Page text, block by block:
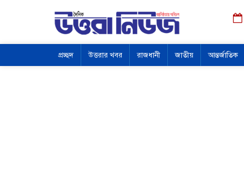
প্রচ্ছদ উত্তরার খবর রাজধানী জাতীয় আন্তর্জাতিক